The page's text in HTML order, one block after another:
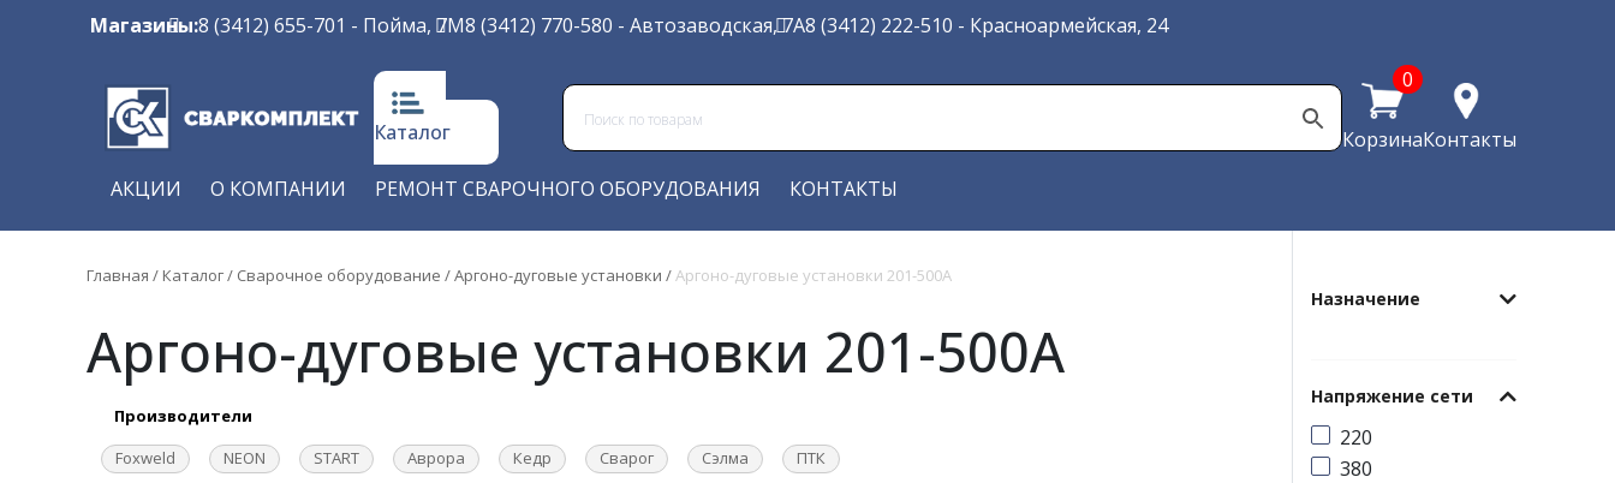
Магазины:8 (3412) 655-701 - Пойма, 7М8 (3412) 770-580 - Автозаводская, 7А8 (3412) 222-510 - Красноармейская, 24
Каталог Корзина
0
Контакты
АКЦИИ
О КОМПАНИИ РЕМОНТ СВАРОЧНОГО ОБОРУДОВАНИЯ КОНТАКТЫ
Главная / Каталог/ Сварочное оборудование /Аргоно-дуговые установки /Аргоно-дуговые установки 201-500А
Аргоно-дуговые установки 201-500А
Производители
Foxweld
NEON START Аврора Кедр Сварог Сэлма ПТК
Назначение
Напряжение сети
220
380